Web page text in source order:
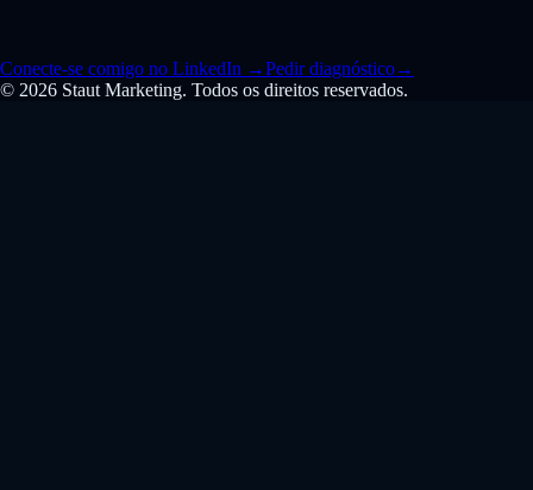
Conecte-se comigo no LinkedIn →Pedir diagnóstico→
© 2026 Staut Marketing. Todos os direitos reservados.